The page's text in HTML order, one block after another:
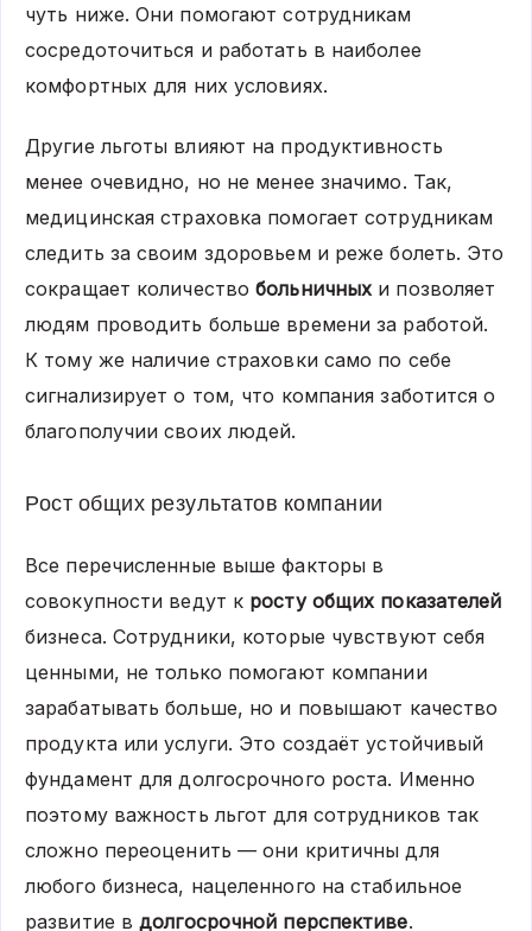
чуть ниже. Они помогают сотрудникам
сосредоточиться и работать в наиболее
комфортных для них условиях.
Другие льготы влияют на продуктивность
менее очевидно, но не менее значимо. Так,
медицинская страховка помогает сотрудникам
следить за своим здоровьем и реже болеть. Это
сокращает количествобольничных и позволяет
людям проводить больше времени за работой.
К тому же наличие страховки само по себе
сигнализирует о том, что компания заботится о
благополучии своих людей.
Рост общих результатов компании
Все перечисленные выше факторы в
совокупности ведут к росту общих показателей
бизнеса. Сотрудники, которые чувствуют себя
ценными, не только помогают компании
зарабатывать больше, но и повышают качество
продукта или услуги. Это создаёт устойчивый
фундамент для долгосрочного роста. Именно
поэтому важность льгот для сотрудников так
сложно переоценить — они критичны для
любого бизнеса, нацеленного на стабильное
развитие вдолгосрочной перспективе.